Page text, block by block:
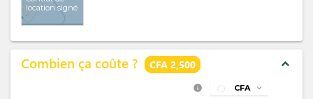
location signé
Combien ça coûte ? CFA 2,500 expand_less
info CFA expand_more